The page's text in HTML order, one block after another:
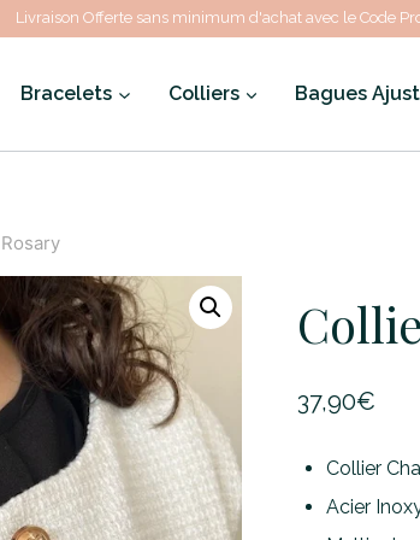
Livraison Offerte sans minimum d'achat avec le Code
Bracelets Colliers Bagues
37,90€
Collier
Acier